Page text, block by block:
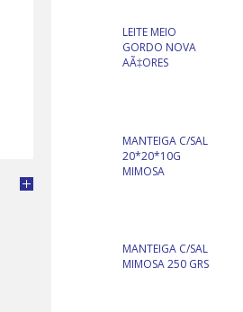
LEITE MEIO
GORDO NOVA
AÃ‡ORES
MANTEIGA C/SAL
20*20*10G
MIMOSA
MANTEIGA C/SAL
MIMOSA 250 GRS